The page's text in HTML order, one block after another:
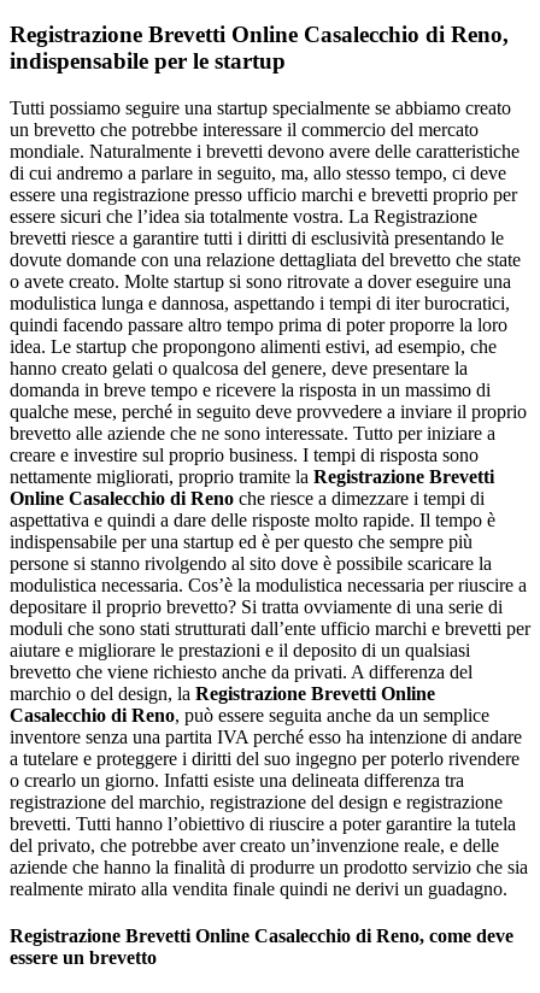
Registrazione Brevetti Online Casalecchio di Reno,
indispensabile per le startup
Tutti possiamo seguire una startup specialmente se abbiamo creato
un brevetto che potrebbe interessare il commercio del mercato
mondiale. Naturalmente i brevetti devono avere delle caratteristiche
di cui andremo a parlare in seguito, ma, allo stesso tempo, ci deve
essere una registrazione presso ufficio marchi e brevetti proprio per
essere sicuri che l’idea sia totalmente vostra. La Registrazione
brevetti riesce a garantire tutti i diritti di esclusività presentando le
dovute domande con una relazione dettagliata del brevetto che state
o avete creato. Molte startup si sono ritrovate a dover eseguire una
modulistica lunga e dannosa, aspettando i tempi di iter burocratici,
quindi facendo passare altro tempo prima di poter proporre la loro
idea. Le startup che propongono alimenti estivi, ad esempio, che
hanno creato gelati o qualcosa del genere, deve presentare la
domanda in breve tempo e ricevere la risposta in un massimo di
qualche mese, perché in seguito deve provvedere a inviare il proprio
brevetto alle aziende che ne sono interessate. Tutto per iniziare a
creare e investire sul proprio business. I tempi di risposta sono
nettamente migliorati, proprio tramite la Registrazione Brevetti
Online Casalecchio di Reno che riesce a dimezzare i tempi di
aspettativa e quindi a dare delle risposte molto rapide. Il tempo è
indispensabile per una startup ed è per questo che sempre più
persone si stanno rivolgendo al sito dove è possibile scaricare la
modulistica necessaria. Cos’è la modulistica necessaria per riuscire a
depositare il proprio brevetto? Si tratta ovviamente di una serie di
moduli che sono stati strutturati dall’ente ufficio marchi e brevetti per
aiutare e migliorare le prestazioni e il deposito di un qualsiasi
brevetto che viene richiesto anche da privati. A differenza del
marchio o del design, la Registrazione Brevetti Online
Casalecchio di Reno, può essere seguita anche da un semplice
inventore senza una partita IVA perché esso ha intenzione di andare
a tutelare e proteggere i diritti del suo ingegno per poterlo rivendere
o crearlo un giorno. Infatti esiste una delineata differenza tra
registrazione del marchio, registrazione del design e registrazione
brevetti. Tutti hanno l’obiettivo di riuscire a poter garantire la tutela
del privato, che potrebbe aver creato un’invenzione reale, e delle
aziende che hanno la finalità di produrre un prodotto servizio che sia
realmente mirato alla vendita finale quindi ne derivi un guadagno.
Registrazione Brevetti Online Casalecchio di Reno, come deve
essere un brevetto